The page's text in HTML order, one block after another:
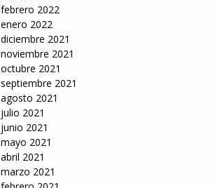
febrero 2022
enero 2022
diciembre 2021
noviembre 2021
octubre 2021
septiembre 2021
agosto 2021
julio 2021
junio 2021
mayo 2021
abril 2021
marzo 2021